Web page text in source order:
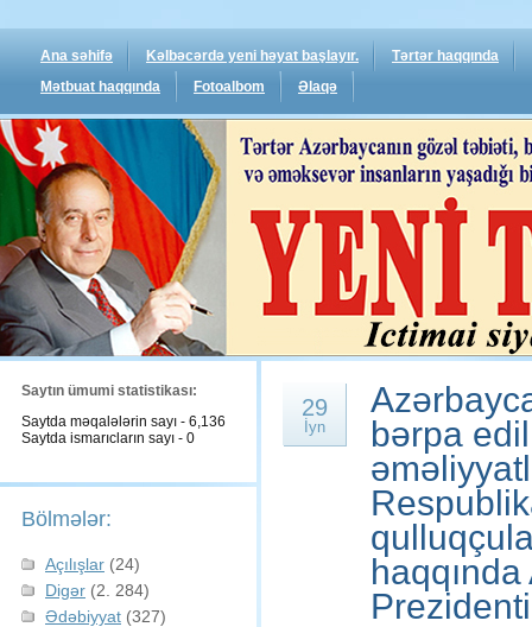
Ana səhifə Kəlbəcərdə yeni həyat başlayır.
Tərtər haqqında
Mətbuat haqqında
Fotoalbom Əlaqə
Saytın ümumi statistikası:
Saytda məqalələrin sayı - 6,136
Saytda ismarıcların sayı - 0
Bölmələr:
Açılışlar (24)
Digər (2. 284)
Ədəbiyyat (327)
29
İyn
bərpa